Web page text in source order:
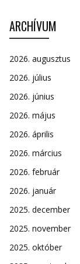
ARCHÍVUM
2026. augusztus
2026. július
2026. június
2026. május
2026. április
2026. március
2026. február
2026. január
2025. december
2025. november
2025. október